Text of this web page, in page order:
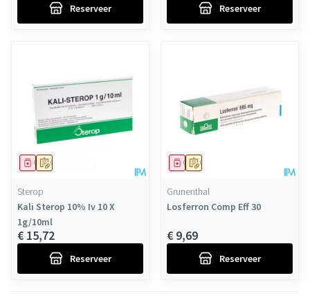
Reserveer Reserveer
Op voorschrift
Geneesmiddel
Sterop
Kali Sterop 10% Iv 10 X
1g/10ml
€ 15,72
Reserveer
Op voorschrift
Geneesmiddel
Grunenthal
Losferron Comp Eff 30
€ 9,69
Reserveer